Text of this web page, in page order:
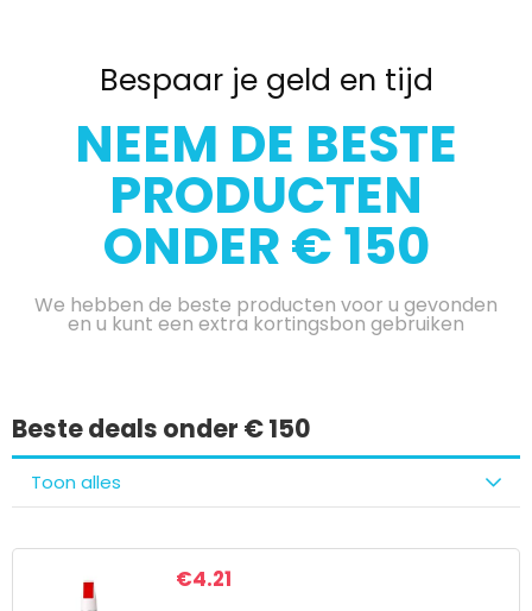
Bespaar je geld en tijd
NEEM DE BESTE
PRODUCTEN
ONDER € 150
We hebben de beste producten voor u gevonden
en u kunt een extra kortingsbon gebruiken
Beste deals onder € 150
Toon alles
€4.21